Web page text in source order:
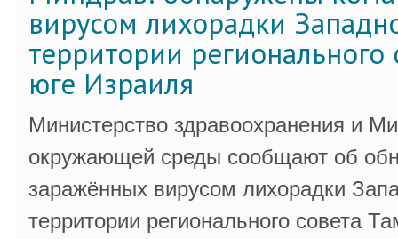
вирусом лихорадки
территории регионального
юге Израиля
Министерство здравоохранения и
окружающей среды сообщают об
заражённых вирусом лихорадки
территории регионального совета